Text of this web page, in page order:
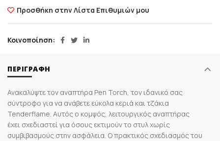
Προσθήκη στην Λίστα Επιθυμιών μου
Κοινοποίηση
ΠΕΡΙΓΡΑΦΉ
Ανακαλύψτε τον αναπτήρα Pen Torch, τον ιδανικό σας
σύντροφο για να ανάβετε εύκολα κεριά και τζάκια
Tenderflame. Αυτός ο κομψός, λειτουργικός αναπτήρας
έχει σχεδιαστεί για όσους εκτιμούν το στυλ χωρίς
συμβιβασμούς στην ασφάλεια. Ο πρακτικός σχεδιασμός του